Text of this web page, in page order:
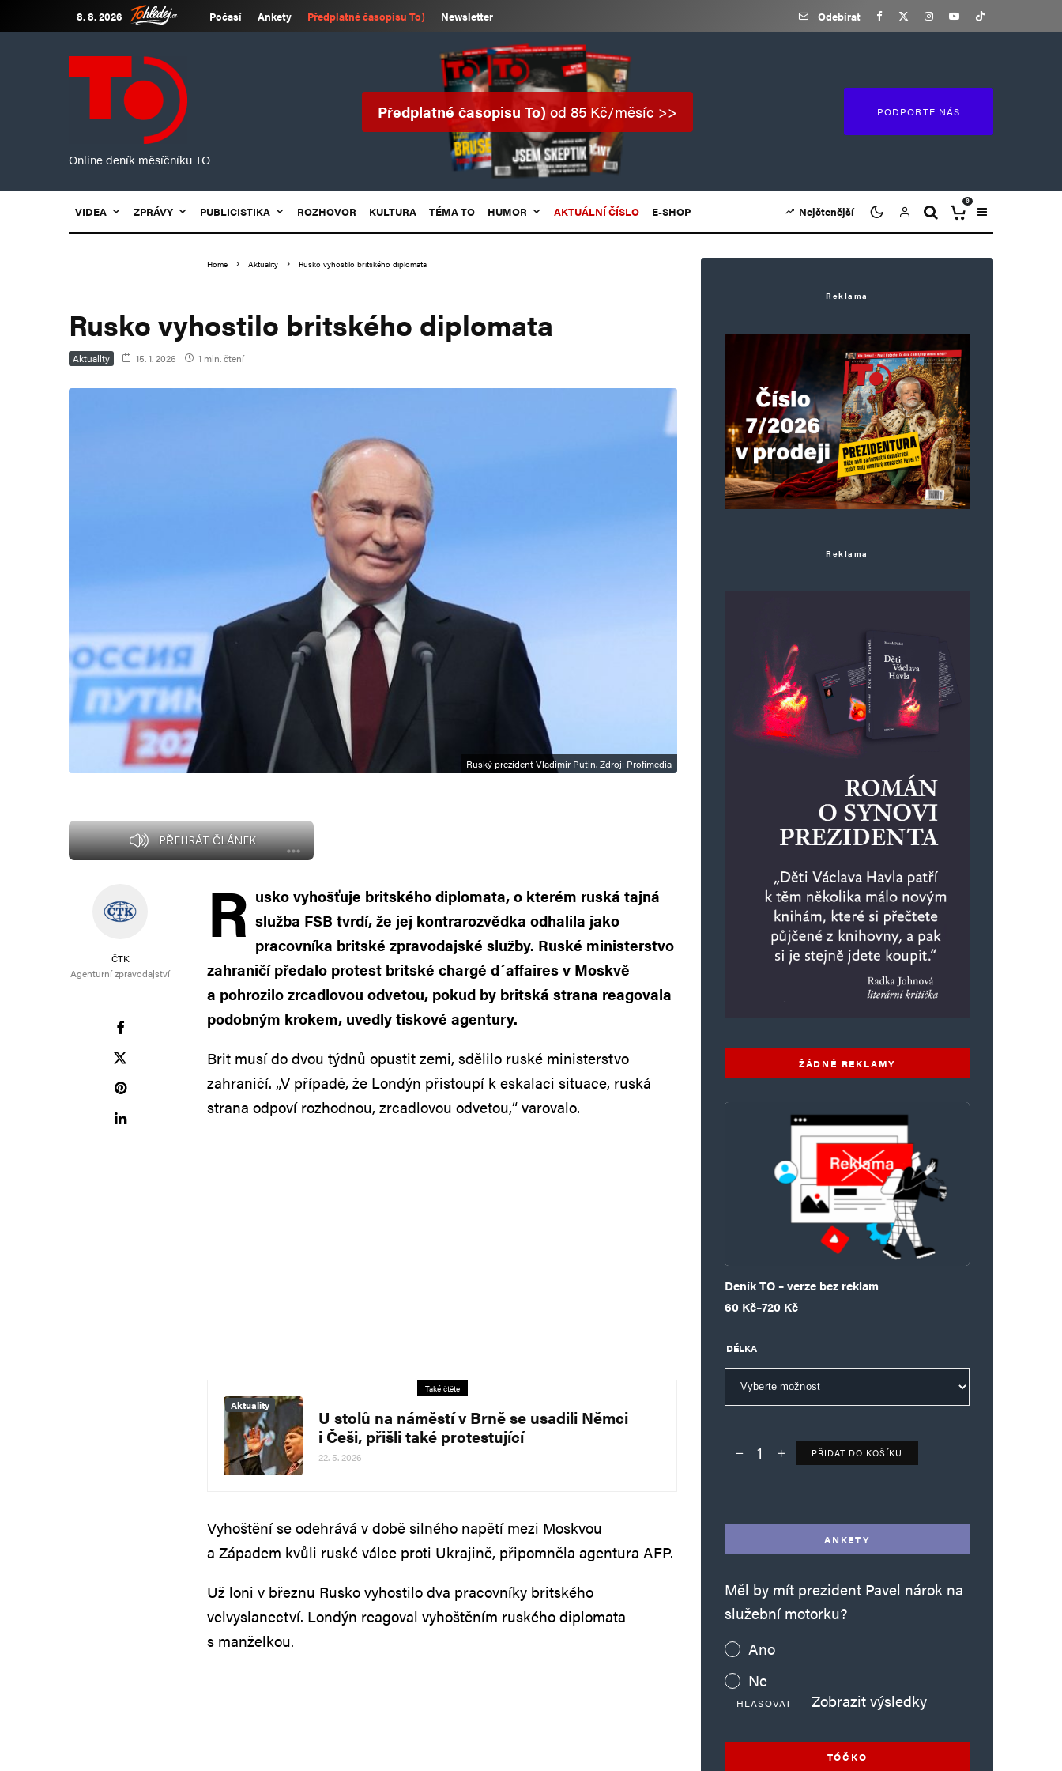
8. 8. 2026 Počasí Ankety Předplatné časopisu To) Newsletter Odebírat
Online deník měsíčníku TO
Předplatné časopisu To)od 85 Kč/měsíc >> PODPOŘTE NÁS
VIDEA ZPRÁVY PUBLICISTIKA ROZHOVOR KULTURA TÉMA TO HUMOR AKTUÁLNÍ ČÍSLO E-SHOP Nejčtenější
0
Home Aktuality Rusko vyhostilo britského diplomata
Rusko vyhostilo britského diplomata
Aktuality 15. 1. 2026 1 min. čtení
Ruský prezident Vladimir Putin. Zdroj: Profimedia
PŘEHRÁT ČLÁNEK
ČTK
Agenturní zpravodajství
R usko vyhošťuje britského diplomata, o kterém ruská tajná
služba FSB tvrdí, že jej kontrarozvědka odhalila jako
pracovníka britské zpravodajské služby. Ruské ministerstvo
zahraničí předalo protest britské chargé d´affaires v Moskvě
a pohrozilo zrcadlovou odvetou, pokud by britská strana reagovala
podobným krokem, uvedly tiskové agentury.
Brit musí do dvou týdnů opustit zemi, sdělilo ruské ministerstvo
zahraničí. „V případě, že Londýn přistoupí k eskalaci situace, ruská
strana odpoví rozhodnou, zrcadlovou odvetou,“ varovalo.
Také čtěte
Aktuality
U stolů na náměstí v Brně se usadili Němci
i Češi, přišli také protestující
22. 5. 2026
Vyhoštění se odehrává v době silného napětí mezi Moskvou
a Západem kvůli ruské válce proti Ukrajině, připomněla agentura AFP.
Už loni v březnu Rusko vyhostilo dva pracovníky britského
velvyslanectví. Londýn reagoval vyhoštěním ruského diplomata
s manželkou.
Reklama
Reklama
ŽÁDNÉ REKLAMY
Deník TO – verze bez reklam
60 Kč–720 Kč
Rozpětí cen: 60 Kč až 720 Kč
DÉLKA
Deník TO – verze bez reklam množství
PŘIDAT DO KOŠÍKU
ANKETY
Měl by mít prezident Pavel nárok na
služební motorku?
Ano
Ne
HLASOVAT Zobrazit výsledky
TÓČKO